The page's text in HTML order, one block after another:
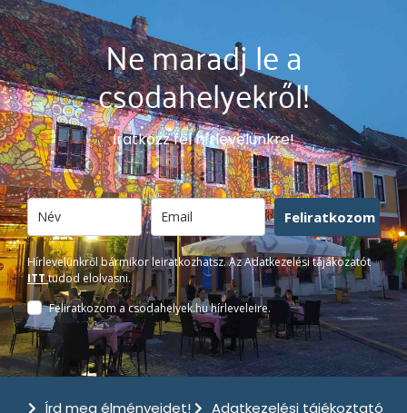
Ne maradj le a
csodahelyekről!
Iratkozz fel hírlevelünkre!
Feliratkozom
Hírlevelünkről bármikor leiratkozhatsz. Az Adatkezelési tájákozatót
ITTtudod elolvasni.
Feliratkozom a csodahelyek.hu hírleveleire.
Írd meg élményeidet! Adatkezelési tájékoztató